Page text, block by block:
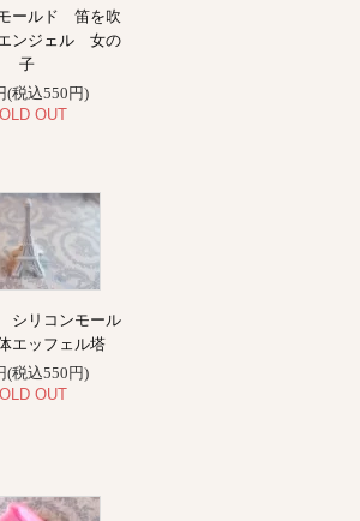
ールド 笛を吹
ンジェル 女の
子
(税込550円)
OUT
リコンモール
エッフェル塔
(税込550円)
OUT